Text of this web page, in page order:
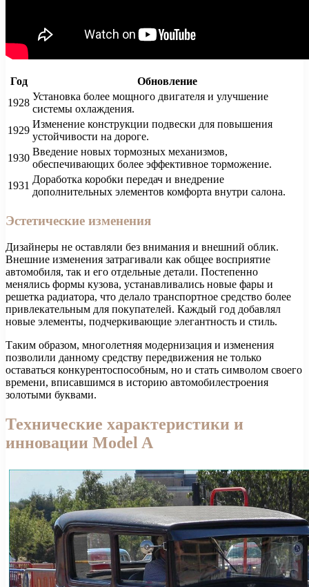
Год
Обновление
1928
Установка более мощного двигателя и улучшение
системы охлаждения.
1929
Изменение конструкции подвески для повышения
устойчивости на дороге.
1930
Введение новых тормозных механизмов,
обеспечивающих более эффективное торможение.
1931
Доработка коробки передач и внедрение
дополнительных элементов комфорта внутри салона.
Эстетические изменения
Дизайнеры не оставляли без внимания и внешний облик.
Внешние изменения затрагивали как общее восприятие
автомобиля, так и его отдельные детали. Постепенно
менялись формы кузова, устанавливались новые фары и
решетка радиатора, что делало транспортное средство более
привлекательным для покупателей. Каждый год добавлял
новые элементы, подчеркивающие элегантность и стиль.
Таким образом, многолетняя модернизация и изменения
позволили данному средству передвижения не только
оставаться конкурентоспособным, но и стать символом своего
времени, вписавшимся в историю автомобилестроения
золотыми буквами.
Технические характеристики и
инновации Model A